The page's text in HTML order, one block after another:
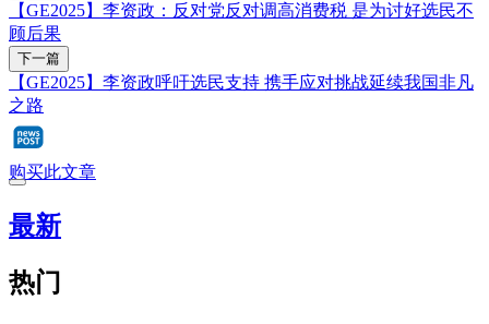
【GE2025】李资政：反对党反对调高消费税 是为讨好选民不
顾后果
下一篇
【GE2025】李资政呼吁选民支持 携手应对挑战延续我国非凡
之路
购买此文章
最新
热门